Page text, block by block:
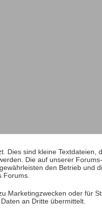
Dies sind kleine Textdateien,
Die auf unserer
den Betrieb und
Forums.
Marketingzwecken oder für
an Dritte übermittelt.